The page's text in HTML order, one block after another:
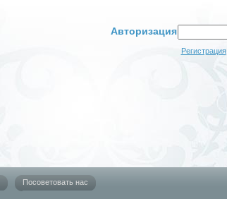
Авторизация
Регистрация
Посоветовать нас